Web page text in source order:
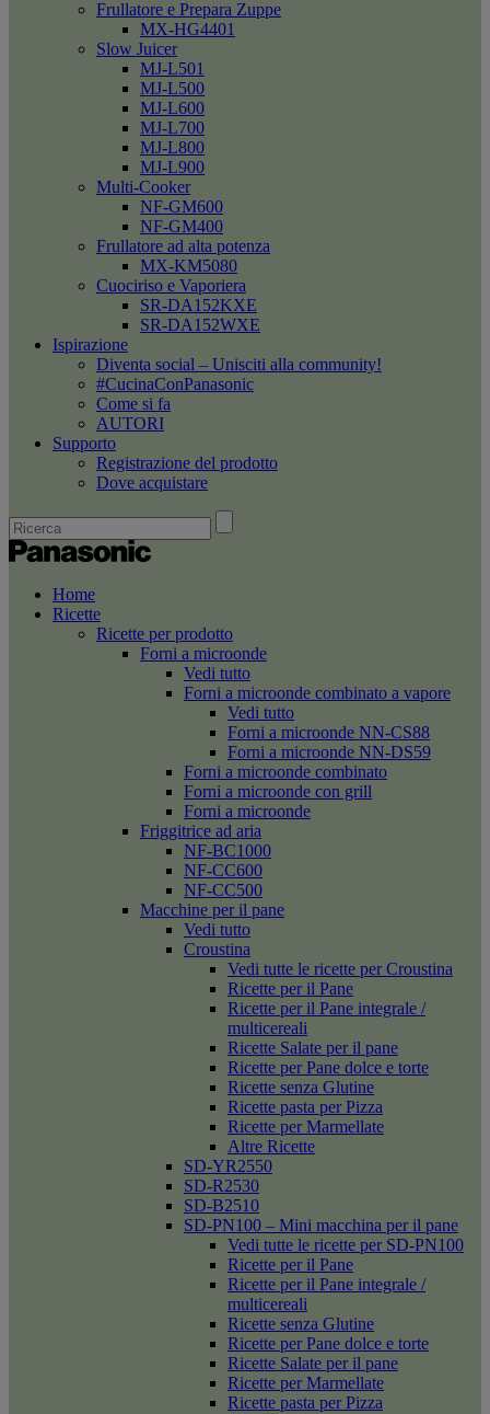
Frullatore e Prepara Zuppe
MX-HG4401
Slow Juicer
MJ-L501
MJ-L500
MJ-L600
MJ-L700
MJ-L800
MJ-L900
Multi-Cooker
NF-GM600
NF-GM400
Frullatore ad alta potenza
MX-KM5080
Cuociriso e Vaporiera
SR-DA152KXE
SR-DA152WXE
Ispirazione
Diventa social – Unisciti alla community!
#CucinaConPanasonic
Come si fa
AUTORI
Supporto
Registrazione del prodotto
Dove acquistare
Home
Ricette
Ricette per prodotto
Forni a microonde
Vedi tutto
Forni a microonde combinato a vapore
Vedi tutto
Forni a microonde NN-CS88
Forni a microonde NN-DS59
Forni a microonde combinato
Forni a microonde con grill
Forni a microonde
Friggitrice ad aria
NF-BC1000
NF-CC600
NF-CC500
Macchine per il pane
Vedi tutto
Croustina
Vedi tutte le ricette per Croustina
Ricette per il Pane
Ricette per il Pane integrale /
multicereali
Ricette Salate per il pane
Ricette per Pane dolce e torte
Ricette senza Glutine
Ricette pasta per Pizza
Ricette per Marmellate
Altre Ricette
SD-YR2550
SD-R2530
SD-B2510
SD-PN100 – Mini macchina per il pane
Vedi tutte le ricette per SD-PN100
Ricette per il Pane
Ricette per il Pane integrale /
multicereali
Ricette senza Glutine
Ricette per Pane dolce e torte
Ricette Salate per il pane
Ricette per Marmellate
Ricette pasta per Pizza